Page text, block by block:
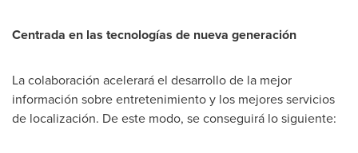
Centrada en las tecnologías de nueva generación
La colaboración acelerará el desarrollo de la mejor
información sobre entretenimiento y los mejores servicios
de localización. De este modo, se conseguirá lo siguiente: